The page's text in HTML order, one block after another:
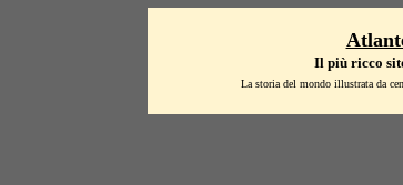
Il più ricco
La storia del mondo illustrata da